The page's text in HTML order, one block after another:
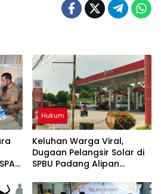
Hukum
Keluhan Warga Viral,
Dugaan Pelangsir Solar di
SPBU Padang Alipan